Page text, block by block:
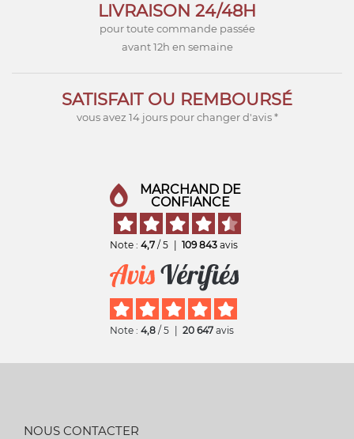
LIVRAISON 24/48H
pour toute commande passée
avant 12h en semaine
SATISFAIT OU REMBOURSÉ
vous avez 14 jours pour changer d'avis *
MARCHAND DE
CONFIANCE
Note : 4,7 / 5 109 843 avis
Note : 4,8 / 5 20 647 avis
NOUS CONTACTER